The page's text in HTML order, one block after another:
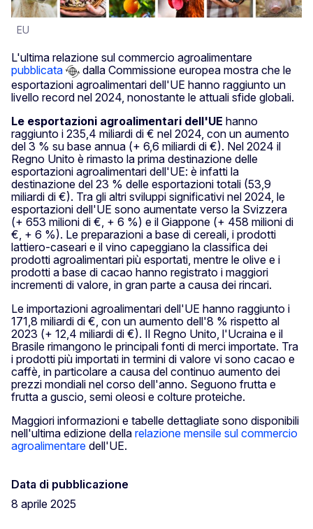
EU
L'ultima relazione sul commercio agroalimentare
pubblicata
dalla Commissione europea mostra che le
esportazioni agroalimentari dell'UE hanno raggiunto un
livello record nel 2024, nonostante le attuali sfide globali.
Le esportazioni agroalimentari dell'UE hanno
raggiunto i 235,4 miliardi di € nel 2024, con un aumento
del 3 % su base annua (+ 6,6 miliardi di €). Nel 2024 il
Regno Unito è rimasto la prima destinazione delle
esportazioni agroalimentari dell'UE: è infatti la
destinazione del 23 % delle esportazioni totali (53,9
miliardi di €). Tra gli altri sviluppi significativi nel 2024, le
esportazioni dell'UE sono aumentate verso la Svizzera
(+ 653 milioni di €, + 6 %) e il Giappone (+ 458 milioni di
€, + 6 %). Le preparazioni a base di cereali, i prodotti
lattiero-caseari e il vino capeggiano la classifica dei
prodotti agroalimentari più esportati, mentre le olive e i
prodotti a base di cacao hanno registrato i maggiori
incrementi di valore, in gran parte a causa dei rincari.
Le importazioni agroalimentari dell'UE hanno raggiunto i
171,8 miliardi di €, con un aumento dell'8 % rispetto al
2023 (+ 12,4 miliardi di €). Il Regno Unito, l'Ucraina e il
Brasile rimangono le principali fonti di merci importate. Tra
i prodotti più importati in termini di valore vi sono cacao e
caffè, in particolare a causa del continuo aumento dei
prezzi mondiali nel corso dell'anno. Seguono frutta e
frutta a guscio, semi oleosi e colture proteiche.
Maggiori informazioni e tabelle dettagliate sono disponibili
nell'ultima edizione della relazione mensile sul commercio
agroalimentare dell'UE.
Data di pubblicazione
8 aprile 2025